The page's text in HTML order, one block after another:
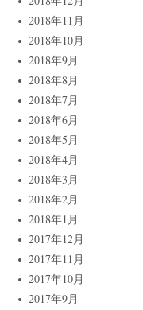
2018年11月
2018年10月
2018年9月
2018年8月
2018年7月
2018年6月
2018年5月
2018年4月
2018年3月
2018年2月
2018年1月
2017年12月
2017年11月
2017年10月
2017年9月